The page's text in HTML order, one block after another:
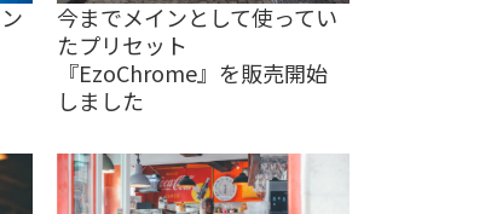
今までメインとして使ってい
たプリセット
『EzoChrome』を販売開始
しました